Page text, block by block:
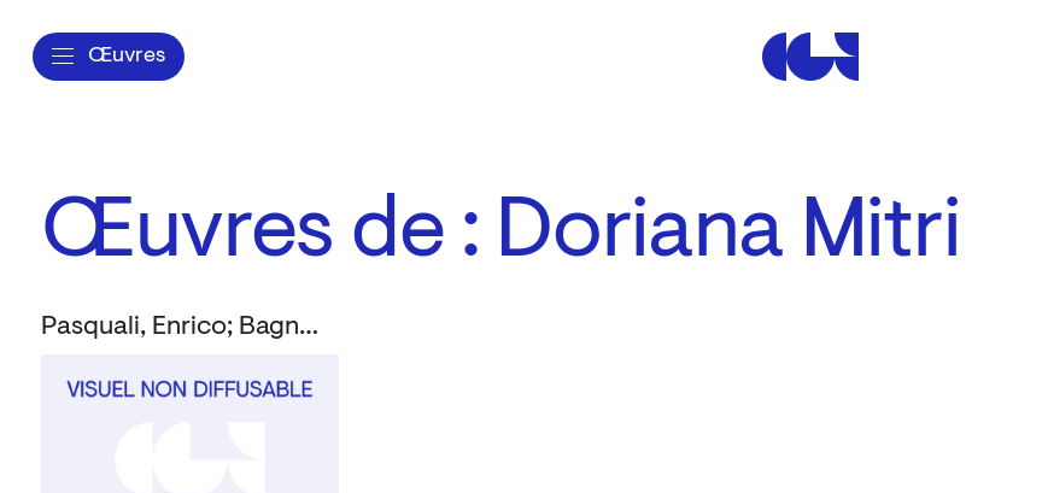
Œuvres Centre de la Gravure et
Œuvres de : Doriana Mitri
Pasquali, Enrico; Bagnoli, Lidia; Mitri, Doriana